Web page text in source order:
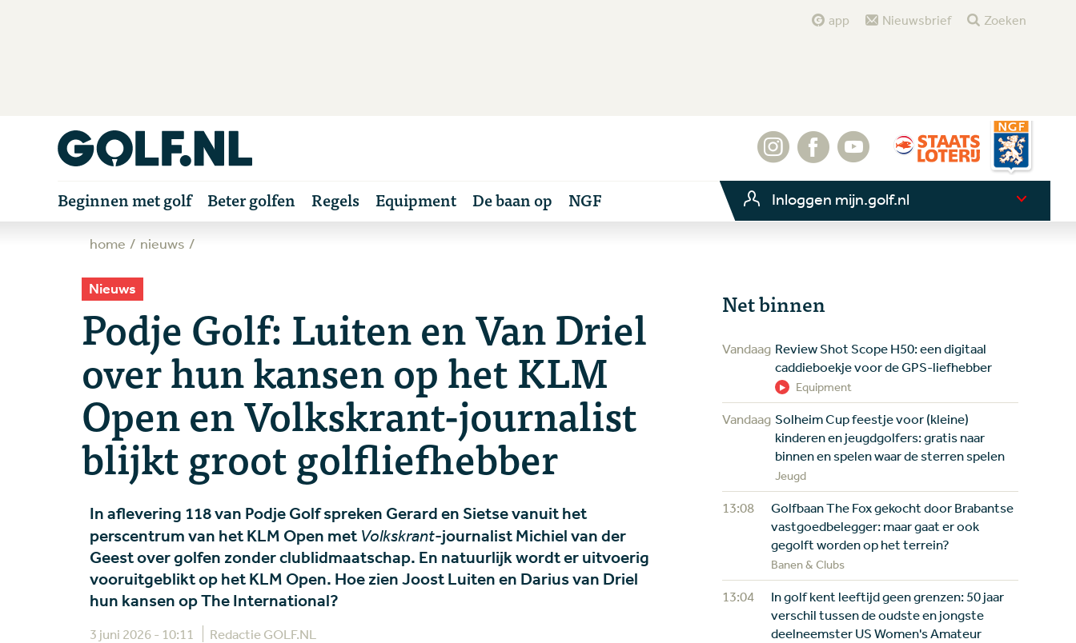
app Nieuwsbrief Zoeken
Beginnen met golf Beter golfen Regels Equipment De baan op NGF Inloggen mijn.golf.nl
home nieuws
Nieuws
Podje Golf: Luiten en Van Driel
over hun kansen op het KLM
Open en Volkskrant-journalist
blijkt groot golfliefhebber
In aflevering 118 van Podje Golf spreken Gerard en Sietse vanuit het
perscentrum van het KLM Open met Volkskrant-journalist Michiel van der
Geest over golfen zonder clublidmaatschap. En natuurlijk wordt er uitvoerig
vooruitgeblikt op het KLM Open. Hoe zien Joost Luiten en Darius van Driel
hun kansen op The International?
3 juni 2026 - 10:11 Redactie GOLF.NL
Net binnen
Vandaag Review Shot Scope H50: een digitaal
caddieboekje voor de GPS-liefhebber
Equipment
Vandaag Solheim Cup feestje voor (kleine)
kinderen en jeugdgolfers: gratis naar
binnen en spelen waar de sterren spelen
Jeugd
13:08
Golfbaan The Fox gekocht door Brabantse
vastgoedbelegger: maar gaat er ook
gegolft worden op het terrein?
Banen & Clubs
13:04
In golf kent leeftijd geen grenzen: 50 jaar
verschil tussen de oudste en jongste
deelneemster US Women's Amateur